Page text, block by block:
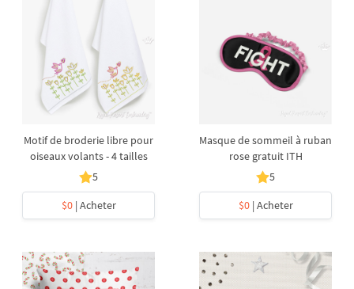
Motif de broderie libre pour
oiseaux volants - 4 tailles
5
$0| Acheter
Masque de sommeil à ruban
rose gratuit ITH
5
$0| Acheter